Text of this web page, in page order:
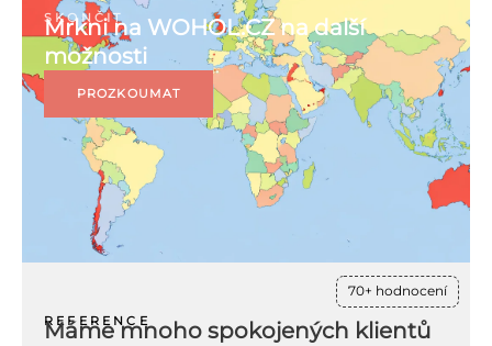
SKONČIT
Mrkni na WOHOL.CZ na další
možnosti
PROZKOUMAT
70+ hodnocení
REFERENCE
Máme mnoho spokojených klientů